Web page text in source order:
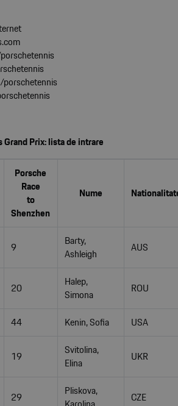
Prix: lista de intrare
Porsche
Race
to
Shenzhen
Nume
9
Barty,
Ashleigh
AUS
20
Halep,
Simona
ROU
44 Kenin, Sofia USA
19
Svitolina,
Elina
UKR
29
Pliskova,
CZE